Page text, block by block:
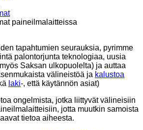
paineilmalaitteissa
tapahtumien seurauksia, pyrimme
palontorjunta teknologiaa, uusia
Saksan ulkopuolelta) ja auttaa
välineistöä ja kalustoa
laki-, että käytännön asiat)
ongelmista, jotka liittyvät välineisiin
jotta muutkin samoista
tietoa aiheesta.